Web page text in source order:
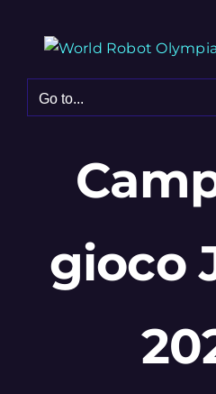
Go to...
gioco